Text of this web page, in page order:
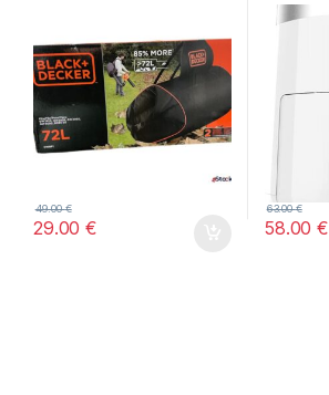
29.00€
49.00€
58.00€
63.00€